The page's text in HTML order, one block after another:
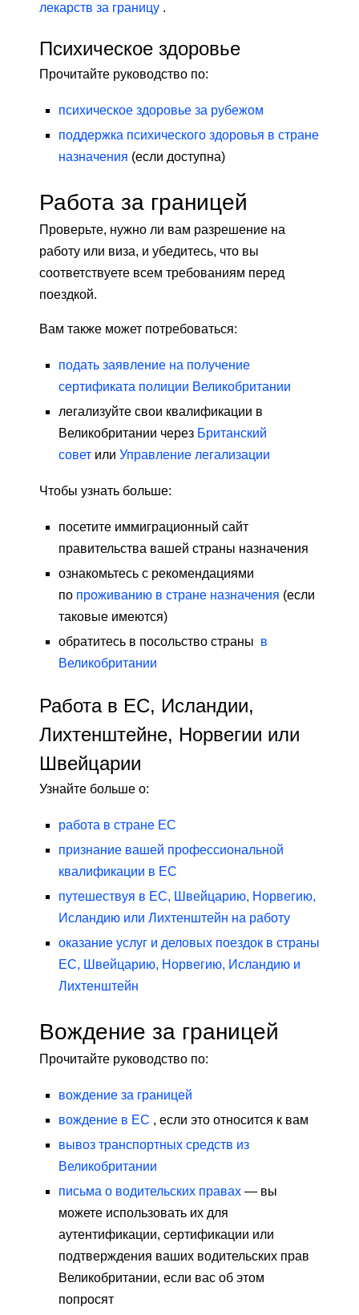
лекарств за границу .
Психическое здоровье
Прочитайте руководство по:
психическое здоровье за ​​рубежом
поддержка психического здоровья в стране
назначения (если доступна)
Работа за границей
Проверьте, нужно ли вам разрешение на
работу или виза, и убедитесь, что вы
соответствуете всем требованиям перед
поездкой.
Вам также может потребоваться:
подать заявление на получение
сертификата полиции Великобритании
легализуйте свои квалификации в
Великобритании через Британский
совет или Управление легализации
Чтобы узнать больше:
посетите иммиграционный сайт
правительства вашей страны назначения
ознакомьтесь с рекомендациями
по проживанию в стране назначения (если
таковые имеются)
обратитесь в посольство страны в
Великобритании
Работа в ЕС, Исландии,
Лихтенштейне, Норвегии или
Швейцарии
Узнайте больше о:
работа в стране ЕС
признание вашей профессиональной
квалификации в ЕС
путешествуя в ЕС, Швейцарию, Норвегию,
Исландию или Лихтенштейн на работу
оказание услуг и деловых поездок в страны
ЕС, Швейцарию, Норвегию, Исландию и
Лихтенштейн
Вождение за границей
Прочитайте руководство по:
вождение за границей
вождение в ЕС , если это относится к вам
вывоз транспортных средств из
Великобритании
письма о водительских правах — вы
можете использовать их для
аутентификации, сертификации или
подтверждения ваших водительских прав
Великобритании, если вас об этом
попросят